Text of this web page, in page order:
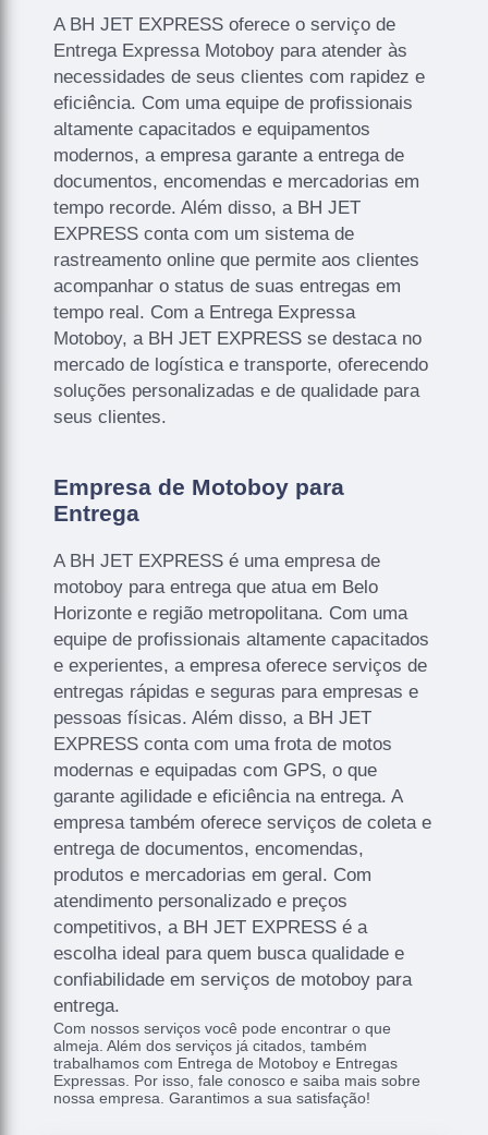
A BH JET EXPRESS oferece o serviço de
Entrega Expressa Motoboy para atender às
necessidades de seus clientes com rapidez e
eficiência. Com uma equipe de profissionais
altamente capacitados e equipamentos
modernos, a empresa garante a entrega de
documentos, encomendas e mercadorias em
tempo recorde. Além disso, a BH JET
EXPRESS conta com um sistema de
rastreamento online que permite aos clientes
acompanhar o status de suas entregas em
tempo real. Com a Entrega Expressa
Motoboy, a BH JET EXPRESS se destaca no
mercado de logística e transporte, oferecendo
soluções personalizadas e de qualidade para
seus clientes.
Empresa de Motoboy para
Entrega
A BH JET EXPRESS é uma empresa de
motoboy para entrega que atua em Belo
Horizonte e região metropolitana. Com uma
equipe de profissionais altamente capacitados
e experientes, a empresa oferece serviços de
entregas rápidas e seguras para empresas e
pessoas físicas. Além disso, a BH JET
EXPRESS conta com uma frota de motos
modernas e equipadas com GPS, o que
garante agilidade e eficiência na entrega. A
empresa também oferece serviços de coleta e
entrega de documentos, encomendas,
produtos e mercadorias em geral. Com
atendimento personalizado e preços
competitivos, a BH JET EXPRESS é a
escolha ideal para quem busca qualidade e
confiabilidade em serviços de motoboy para
entrega.
Com nossos serviços você pode encontrar o que
almeja. Além dos serviços já citados, também
trabalhamos com Entrega de Motoboy e Entregas
Expressas. Por isso, fale conosco e saiba mais sobre
nossa empresa. Garantimos a sua satisfação!